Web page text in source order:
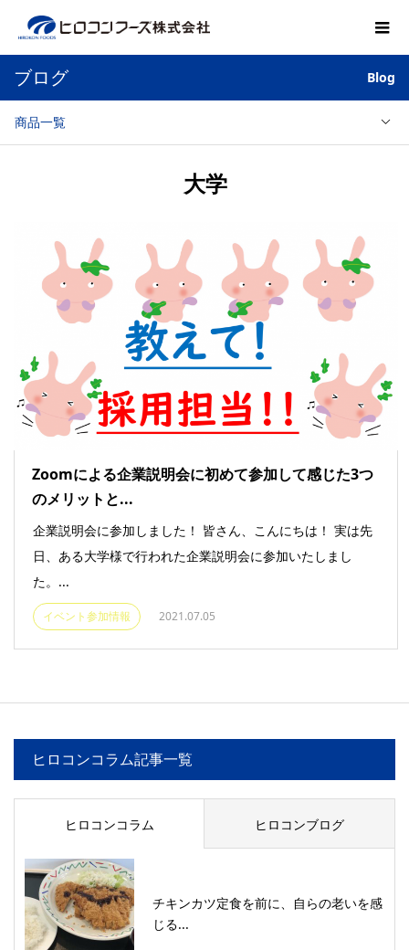
ブログ Blog
商品一覧
大学
Zoomによる企業説明会に初めて参加して感じた3つ
のメリットと...
企業説明会に参加しました！ 皆さん、こんにちは！ 実は先
日、ある大学様で行われた企業説明会に参加いたしまし
た。...
イベント参加情報 2021.07.05
ヒロコンコラム記事一覧
ヒロコンコラム ヒロコンブログ
チキンカツ定食を前に、自らの老いを感
じる...